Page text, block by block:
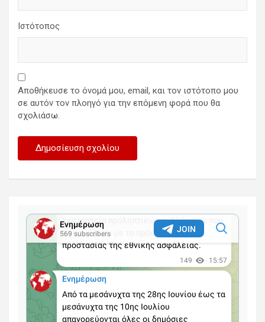
Ιστότοπος
Αποθήκευσε το όνομά μου, email, και τον ιστότοπο μου
σε αυτόν τον πλοηγό για την επόμενη φορά που θα
σχολιάσω.